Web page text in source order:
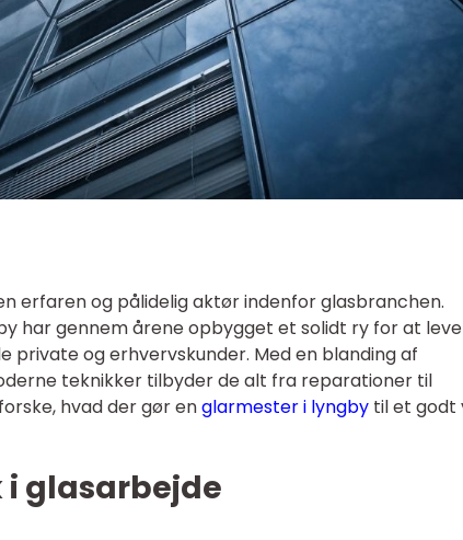
erfaren og pålidelig aktør indenfor glasbranchen.
har gennem årene opbygget et solidt ry for at
og erhvervskunder. Med en blanding af
teknikker tilbyder de alt fra reparationer til
hvad der gør englarmester i lyngby til et godt
glasarbejde